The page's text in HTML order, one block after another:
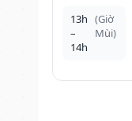
13h
–
14h
(Giờ
Mùi)